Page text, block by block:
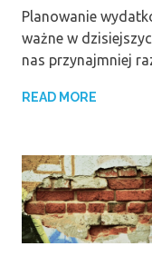
Planowanie
ważne w
nas przynajmniej
READ MORE